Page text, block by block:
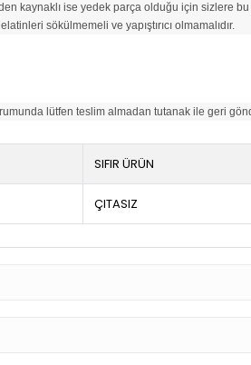
kaynaklı ise yedek parça olduğu için sizlere bu
sökülmemeli ve yapıştırıcı olmamalıdır.
lütfen teslim almadan tutanak ile geri
SIFIR ÜRÜN
ÇITASIZ